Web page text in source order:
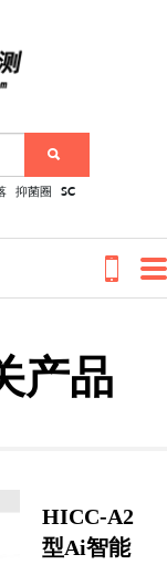
抑菌圈 SC
产品
HICC-A2
型Ai智能